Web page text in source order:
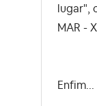
lugar",
MAR -